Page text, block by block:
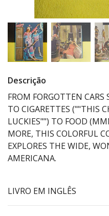
Descrição
FROM FORGOTTEN
TO CIGARETTES (""THIS
LUCKIES"") TO FOOD
MORE, THIS COLORFUL
EXPLORES THE WIDE,
AMERICANA.
LIVRO EM INGLÊS